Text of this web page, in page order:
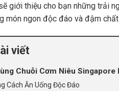
giới thiệu cho bạn những trải
món ngon độc đáo và đậm
viết
Chuỗi Cơm Niêu Singapore
Cách Ăn Uống Độc Đáo